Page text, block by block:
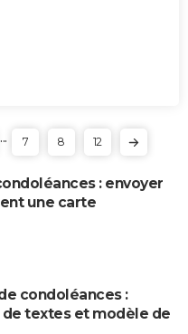
... 7 8 12
: envoyer
une carte
condoléances :
textes et modèle de